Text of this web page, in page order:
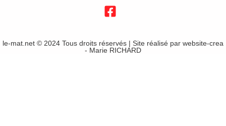
le-mat.net © 2024 Tous droits réservés | Site réalisé par website-crea
- Marie RICHARD